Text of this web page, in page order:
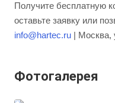
Получите бесплатную
оставьте заявку или
info@hartec.ru | Москва,
Фотогалерея